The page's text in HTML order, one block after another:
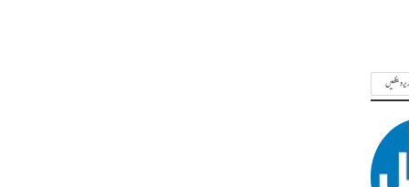
دیکھیں